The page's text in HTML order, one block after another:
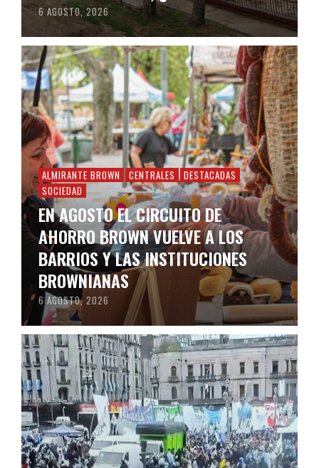
6 AGOSTO, 2026
ALMIRANTE BROWN CENTRALES
DESTACADAS
SOCIEDAD
EN AGOSTO EL CIRCUITO DE
AHORRO BROWN VUELVE A LOS
BARRIOS Y LAS INSTITUCIONES
BROWNIANAS
6 AGOSTO, 2026